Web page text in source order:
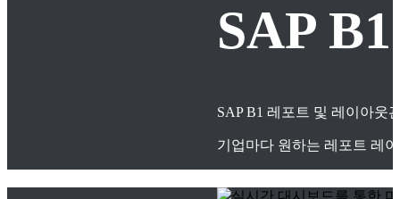
SAP
SAP B1 레포트 및 레이아웃
기업마다 원하는 레포트 레